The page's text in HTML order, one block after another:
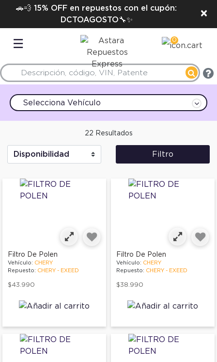
🚗💨 15% OFF en repuestos con el cupón:
DCTOAGOSTO🔧✨
×
☰ 0
Selecciona Vehículo
22 Resultados
Filtro
Filtro De Polen
Vehículo: CHERY
Repuesto: CHERY - EXEED
$43.990
Filtro De Polen
Vehículo: CHERY
Repuesto: CHERY - EXEED
$38.990